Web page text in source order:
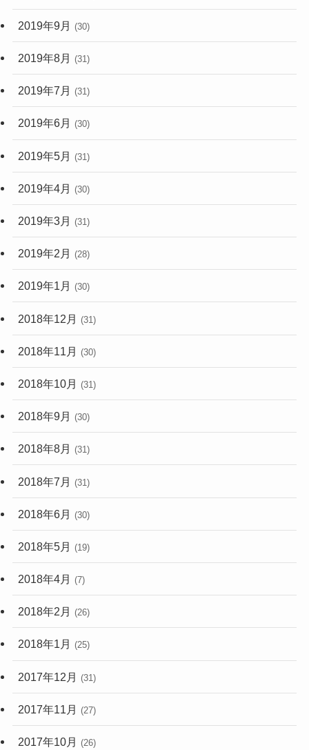
2019年9月 (30)
2019年8月 (31)
2019年7月 (31)
2019年6月 (30)
2019年5月 (31)
2019年4月 (30)
2019年3月 (31)
2019年2月 (28)
2019年1月 (30)
2018年12月 (31)
2018年11月 (30)
2018年10月 (31)
2018年9月 (30)
2018年8月 (31)
2018年7月 (31)
2018年6月 (30)
2018年5月 (19)
2018年4月 (7)
2018年2月 (26)
2018年1月 (25)
2017年12月 (31)
2017年11月 (27)
2017年10月 (26)